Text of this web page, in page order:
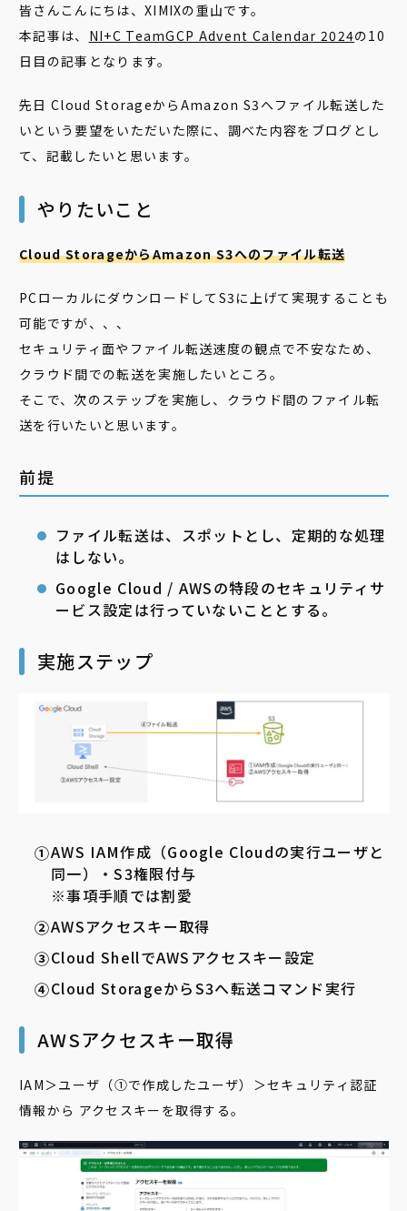
皆さんこんにちは、XIMIXの重山です。
本記事は、 NI+C TeamGCP Advent Calendar 2024の10
日目の記事となります。
先日 Cloud StorageからAmazon S3へファイル転送した
いという要望をいただいた際に、調べた内容をブログとし
て、記載したいと思います。
やりたいこと
Cloud StorageからAmazon S3へのファイル転送
PCローカルにダウンロードしてS3に上げて実現することも
可能ですが、、、
セキュリティ面やファイル転送速度の観点で不安なため、
クラウド間での転送を実施したいところ。
そこで、次のステップを実施し、クラウド間のファイル転
送を行いたいと思います。
前提
ファイル転送は、スポットとし、定期的な処理
はしない。
Google Cloud / AWSの特段のセキュリティサ
ービス設定は行っていないこととする。
実施ステップ
AWS IAM作成（Google Cloudの実行ユーザと
同一）・S3権限付与
※事項手順では割愛
AWSアクセスキー取得
Cloud ShellでAWSアクセスキー設定
Cloud StorageからS3へ転送コマンド実行
AWSアクセスキー取得
IAM＞ユーザ（①で作成したユーザ）＞セキュリティ認証
情報から アクセスキーを取得する。